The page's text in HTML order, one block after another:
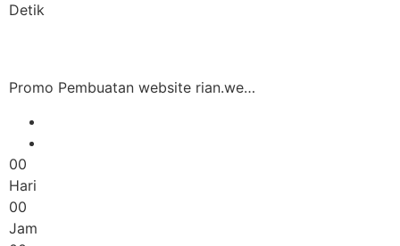
Detik
Promo Pembuatan website rian.we…
00
Hari
00
Jam